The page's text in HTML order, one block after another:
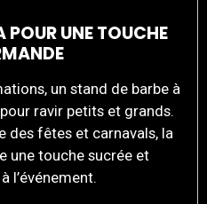
POUR UNE TOUCHE
un stand de barbe à
ravir petits et grands.
des fêtes et carnavals, la
une touche sucrée et
l’événement.